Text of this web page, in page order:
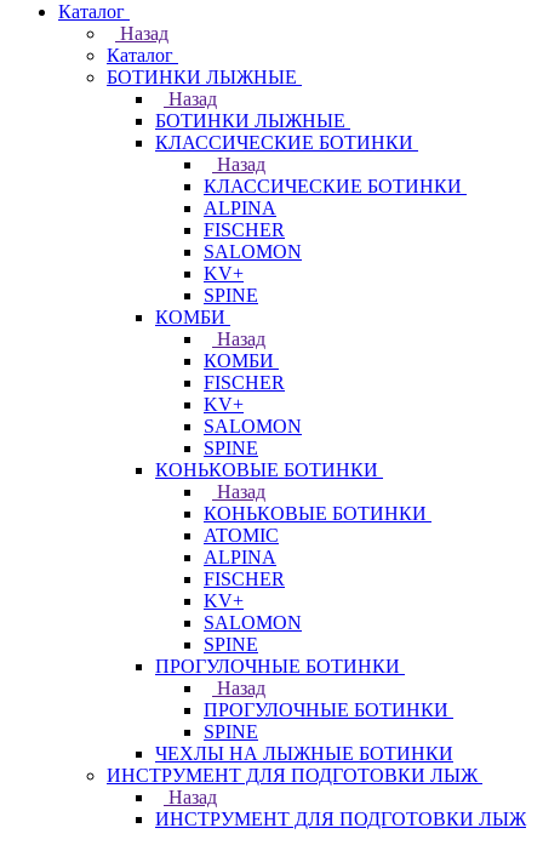
Каталог
Назад
Каталог
БОТИНКИ ЛЫЖНЫЕ
Назад
БОТИНКИ ЛЫЖНЫЕ
КЛАССИЧЕСКИЕ БОТИНКИ
Назад
КЛАССИЧЕСКИЕ БОТИНКИ
ALPINA
FISCHER
SALOMON
KV+
SPINE
КОМБИ
Назад
КОМБИ
FISCHER
KV+
SALOMON
SPINE
КОНЬКОВЫЕ БОТИНКИ
Назад
КОНЬКОВЫЕ БОТИНКИ
ATOMIC
ALPINA
FISCHER
KV+
SALOMON
SPINE
ПРОГУЛОЧНЫЕ БОТИНКИ
Назад
ПРОГУЛОЧНЫЕ БОТИНКИ
SPINE
ЧЕХЛЫ НА ЛЫЖНЫЕ БОТИНКИ
ИНСТРУМЕНТ ДЛЯ ПОДГОТОВКИ ЛЫЖ
Назад
ИНСТРУМЕНТ ДЛЯ ПОДГОТОВКИ ЛЫЖ